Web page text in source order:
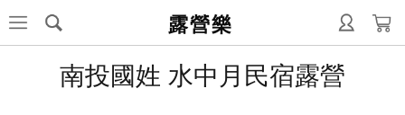
露營樂
南投國姓 水中月民宿露營